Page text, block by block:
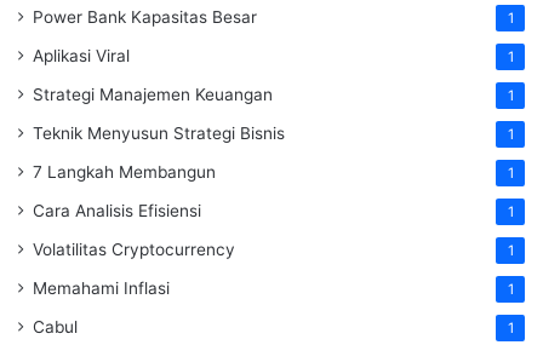
Power Bank Kapasitas Besar 1
Aplikasi Viral 1
Strategi Manajemen Keuangan 1
Teknik Menyusun Strategi Bisnis 1
7 Langkah Membangun 1
Cara Analisis Efisiensi 1
Volatilitas Cryptocurrency 1
Memahami Inflasi 1
Cabul 1